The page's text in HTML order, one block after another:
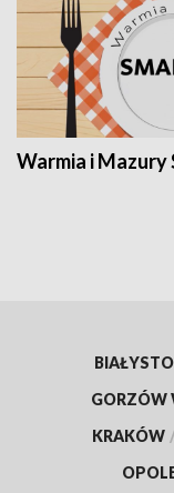
Warmia i Mazury
GORZÓW
KRAKÓW